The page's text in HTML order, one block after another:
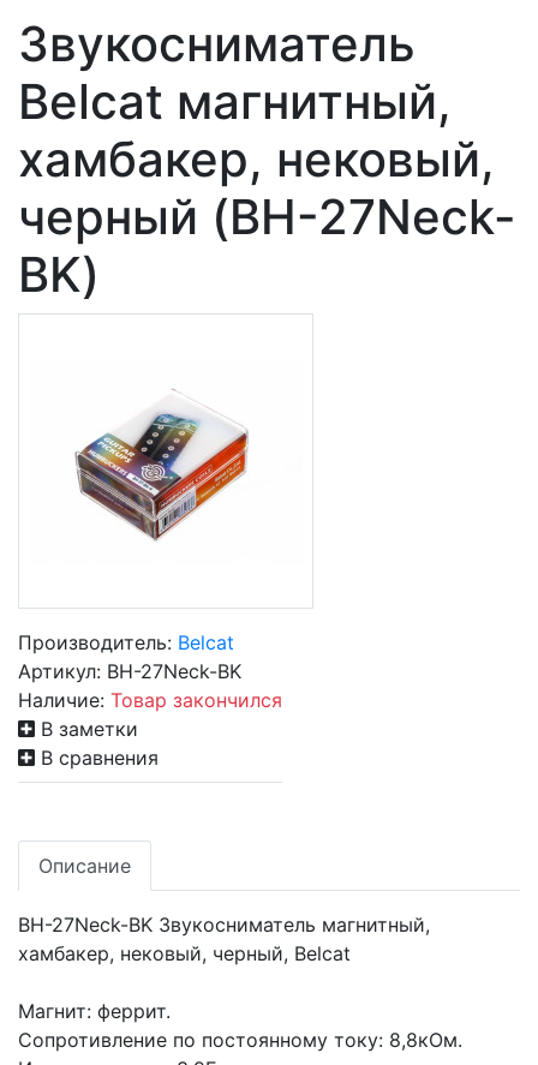
Звукосниматель
Belcat магнитный,
хамбакер, нековый,
черный (BH-27Neck-
BK)
Производитель: Belcat
Артикул: BH-27Neck-BK
Наличие: Товар закончился
В заметки
В сравнения
Описание
BH-27Neck-BK Звукосниматель магнитный,
хамбакер, нековый, черный, Belcat
Магнит: феррит.
Сопротивление по постоянному току: 8,8кОм.